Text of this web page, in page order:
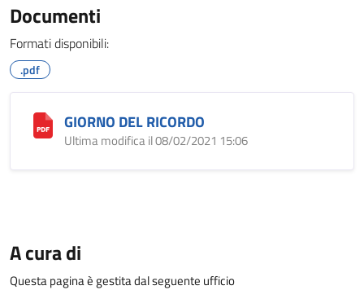
Documenti
Formati disponibili:
.pdf
GIORNO DEL RICORDO
Ultima modifica il 08/02/2021 15:06
A cura di
Questa pagina è gestita dal seguente ufficio